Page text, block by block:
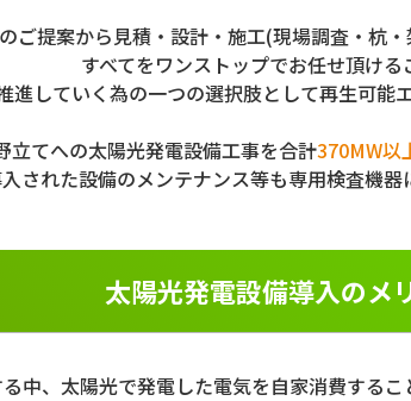
ご提案から見積・設計・施工(現場調査・杭
すべてをワンストップでお任せ頂ける
進していく為の一つの選択肢として再生可能
立てへの太陽光発電設備工事を合計370MW以
された設備のメンテナンス等も専用検査機器
太陽光発電設備導入のメ
中、太陽光で発電した電気を自家消費するこ